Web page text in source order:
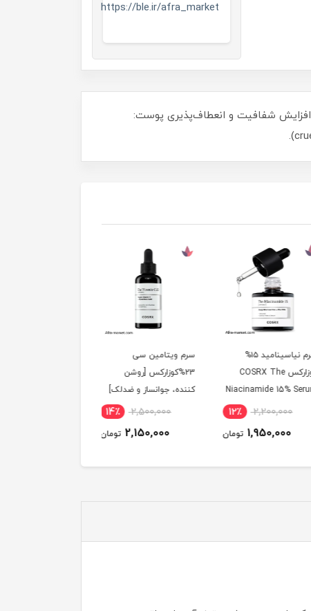
https://ble.ir/afra_market
شفافیت و انعطاف‌پذیری پوست:
سرم نیاسینامید ۱۵%
کوزارکس COSRX The
Niacinamide 15%
2,200,000 12٪
1,950,000 تومان
سرم ویتامین سی
23%کوزارکس [روشن
کننده، جوانساز و ضدلک]
2,500,000 14٪
2,150,000 تومان